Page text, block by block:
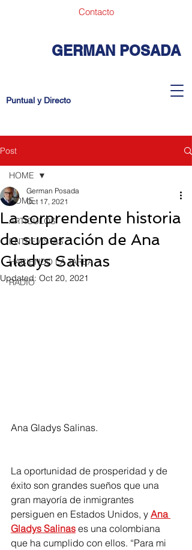
Contacto
GERMAN POSADA
Puntual y Directo
Post
HOME
ARTICULOS
ENTREVISTAS
HACIENDO LA TAREA
RADIO
HOME
La sorprendente historia
de superación de Ana
Gladys Salinas
German Posada
Oct 17, 2021
Updated: Oct 20, 2021
Ana Gladys Salinas.
La oportunidad de prosperidad y de
éxito son grandes sueños que una
gran mayoría de inmigrantes
persiguen en Estados Unidos, y Ana
Gladys Salinas es una colombiana
que ha cumplido con ellos. “Para mi